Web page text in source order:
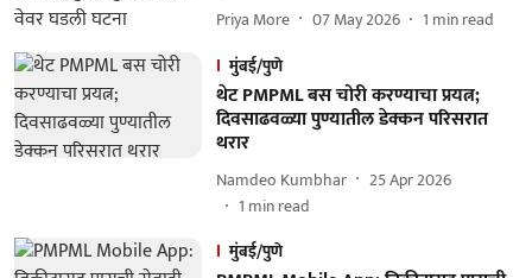
Priya More 07 May 2026 1 min read
मुंबई/पुणे
थेट PMPML बस चोरी करण्याचा प्रयत्न;
दिवसाढवळ्या पुण्यातील डेक्कन परिसरात
थरार
Namdeo Kumbhar
25 Apr 2026
1 min read
मुंबई/पुणे